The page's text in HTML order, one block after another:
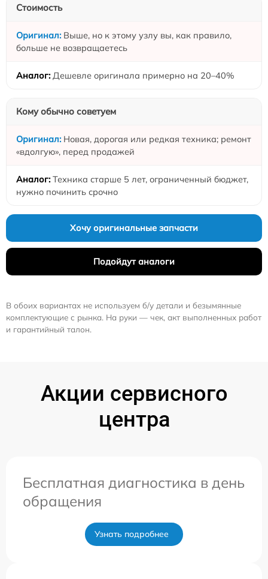
Стоимость
Выше, но к этому узлу вы, как правило,
больше не возвращаетесь
Дешевле оригинала примерно на 20–40%
Кому обычно советуем
Новая, дорогая или редкая техника; ремонт
«вдолгую», перед продажей
Техника старше 5 лет, ограниченный бюджет,
нужно починить срочно
Хочу оригинальные запчасти
Подойдут аналоги
В обоих вариантах не используем б/у детали и безымянные
комплектующие с рынка. На руки — чек, акт выполненных работ
и гарантийный талон.
Акции сервисного
центра
Бесплатная диагностика в день
обращения
Узнать подробнее